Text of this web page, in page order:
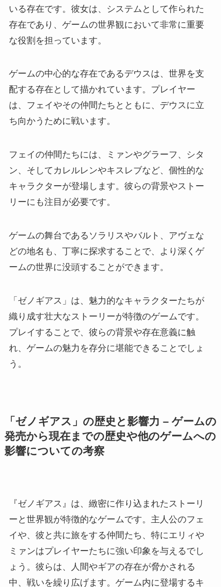
いる存在です。彼女は、システムとして作られた
存在であり、ゲームの世界観において非常に重要
な役割を担っています。
ゲームの中心的な存在であるデウスは、世界を支
配する存在として描かれています。プレイヤー
は、フェイやその仲間たちとともに、デウスに立
ち向かうために戦います。
フェイの仲間たちには、ミァンやグラーフ、シタ
ン、そしてカレルレンやキスレブなど、個性的な
キャラクターが登場します。彼らの背景やストー
リーにも注目が必要です。
ゲームの舞台であるソラリスやバルト、アヴェな
どの地名も、丁寧に探求することで、より深くゲ
ームの世界に没頭することができます。
「ゼノギアス」は、魅力的なキャラクターたちが
織り成す壮大なストーリーが特徴のゲームです。
プレイすることで、彼らの背景や存在意義に触
れ、ゲームの魅力を存分に堪能できることでしょ
う。
「ゼノギアス」の歴史と影響力 – ゲームの
発売から現在までの歴史や他のゲームへの
影響についての考察
『ゼノギアス』は、緻密に作り込まれたストーリ
ーと世界観が特徴的なゲームです。主人公のフェ
イや、彼と共に旅をする仲間たち、特にエリィや
ミァンはプレイヤーたちに強い印象を与えるでし
ょう。彼らは、人間やギアの存在が脅かされる
中、戦いを繰り広げます。ゲーム内に登場するキ